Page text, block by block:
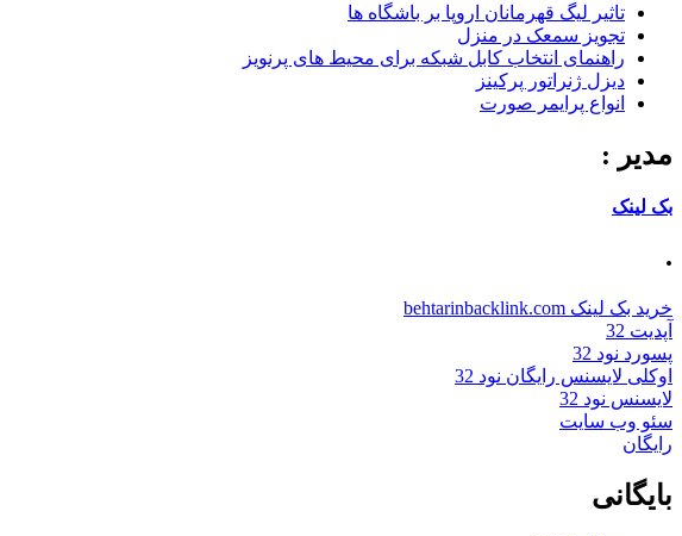
تاثیر لیگ قهرمانان اروپا بر باشگاه ها
تجویز سمعک در منزل
راهنمای انتخاب کابل شبکه برای محیط های پرنویز
دیزل ژنراتور پرکینز
انواع پرایمر صورت
مدیر :
بک لینک
.
خرید بک لینک behtarinbacklink.com
آپدیت 32
پسورد نود 32
اوکلی لایسنس رایگان نود 32
لایسنس نود 32
سئو وب سایت
رایگان
بایگانی